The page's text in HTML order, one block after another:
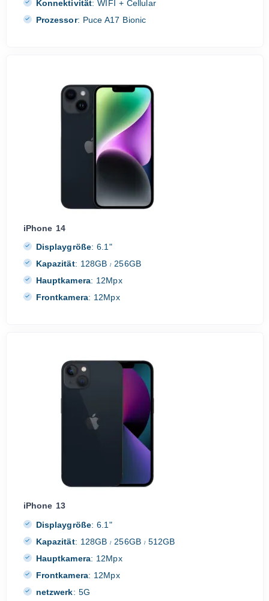
Konnektivität: WIFI + Cellular
Prozessor: Puce A17 Bionic
iPhone 14
Displaygröße: 6.1"
Kapazität: 128GB/ 256GB
Hauptkamera: 12Mpx
Frontkamera: 12Mpx
iPhone 13
Displaygröße: 6.1"
Kapazität: 128GB/ 256GB /512GB
Hauptkamera: 12Mpx
Frontkamera: 12Mpx
netzwerk: 5G